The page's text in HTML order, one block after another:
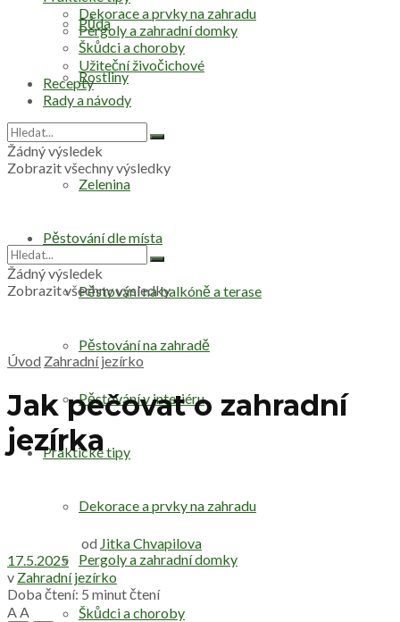
Půda
Rostliny
Zelenina
Pěstování dle místa
Pěstování na balkóně a terase
Pěstování na zahradě
Pěstování v interiéru
Praktické tipy
Dekorace a prvky na zahradu
Pergoly a zahradní domky
Škůdci a choroby
Dekorace a prvky na zahradu
Pergoly a zahradní domky
Škůdci a choroby
Užiteční živočichové
Recepty
Rady a návody
Žádný výsledek
Zobrazit všechny výsledky
Žádný výsledek
Zobrazit všechny výsledky
Úvod Zahradní jezírko
Jak pečovat o zahradní
jezírka
od Jitka Chvapilova
17.5.2025
v Zahradní jezírko
Doba čtení: 5 minut čtení
AA